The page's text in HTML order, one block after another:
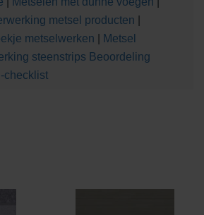
metsel producten
metselwerken
Metsel
steenstrips Beoordeling
checklist